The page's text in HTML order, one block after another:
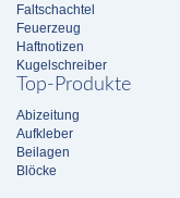
Faltschachtel
Feuerzeug
Haftnotizen
Kugelschreiber
Top-Produkte
Abizeitung
Aufkleber
Beilagen
Blöcke